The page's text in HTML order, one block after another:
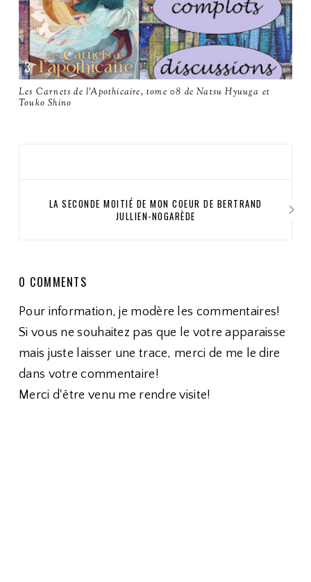
Les Carnets de l'Apothicaire, tome 08 de Natsu Hyuuga et
Touko Shino
LA SECONDE MOITIÉ DE MON COEUR DE BERTRAND
JULLIEN-NOGARÈDE
0 COMMENTS
Pour information, je modère les commentaires!
Si vous ne souhaitez pas que le votre apparaisse
mais juste laisser une trace, merci de me le dire
dans votre commentaire!
Merci d'être venu me rendre visite!